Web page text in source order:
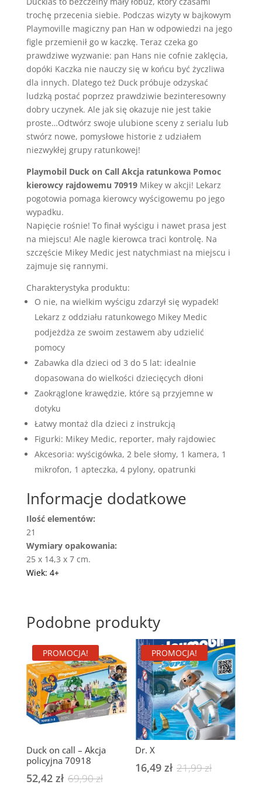
trochę przecenia siebie. Podczas wizyty w bajkowym
Playmoville magiczny pan Han w odpowiedzi na jego
figle przemienił go w kaczkę. Teraz czeka go
prawdziwe wyzwanie: pan Hans nie cofnie zaklęcia,
dopóki Kaczka nie nauczy się w końcu być życzliwa
dla innych. Dlatego też Duck próbuje odzyskać
ludzką postać poprzez prawdziwie bezinteresowny
dobry uczynek. Ale jak się okazuje nie jest takie
proste…Odtwórz swoje ulubione sceny z serialu lub
stwórz nowe, pomysłowe historie z udziałem
niezwykłej grupy ratunkowej!
Playmobil Duck on Call Akcja ratunkowa Pomoc
kierowcy rajdowemu 70919 Mikey w akcji! Lekarz
pogotowia pomaga kierowcy wyścigowemu po jego
wypadku.
Napięcie rośnie! To finał wyścigu i nawet prasa jest
na miejscu! Ale nagle kierowca traci kontrolę. Na
szczęście Mikey Medic jest natychmiast na miejscu i
zajmuje się rannymi.
Charakterystyka produktu:
O nie, na wielkim wyścigu zdarzył się wypadek!
Lekarz z oddziału ratunkowego Mikey Medic
podjeżdża ze swoim zestawem aby udzielić
pomocy
Zabawka dla dzieci od 3 do 5 lat: idealnie
dopasowana do wielkości dziecięcych dłoni
Zaokrąglone krawędzie, które są przyjemne w
dotyku
Łatwy montaż dla dzieci z instrukcją
Figurki: Mikey Medic, reporter, mały rajdowiec
Akcesoria: wyścigówka, 2 bele słomy, 1 kamera, 1
mikrofon, 1 apteczka, 4 pylony, opatrunki
Informacje dodatkowe
Ilość elementów:
21
Wymiary opakowania:
25 x 14,3 x 7 cm.
Wiek: 4+
Podobne produkty
PROMOCJA!
Duck on call – Akcja
policyjna 70918
69,90złPierwotna
52,42 zł
Aktualna
PROMOCJA!
Dr. X
21,99złPierwotna
16,49zł
Aktualna